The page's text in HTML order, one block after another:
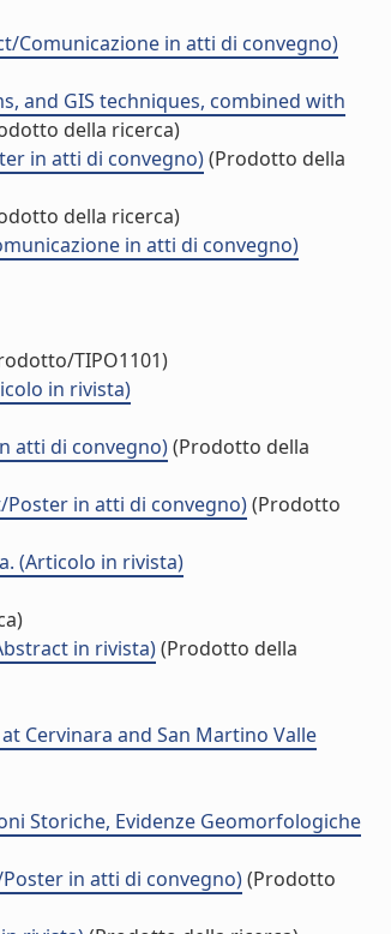
Comunicazione in atti di convegno)
and GIS techniques, combined with
della ricerca)
in atti di convegno)(Prodotto della
della ricerca)
in atti di convegno)
TIPO1101)
in rivista)
atti di convegno)(Prodotto della
Poster in atti di convegno)(Prodotto
(Articolo in rivista)
in rivista)(Prodotto della
Cervinara and San Martino Valle
Storiche, Evidenze Geomorfologiche
in atti di convegno)(Prodotto